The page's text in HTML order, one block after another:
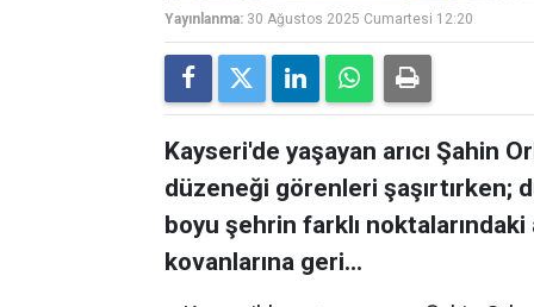
Yayınlanma: 30 Ağustos 2025 Cumartesi 12:20
Kayseri'de yaşayan arıcı Şahin
düzeneği görenleri şaşırtırken;
boyu şehrin farklı
kovanlarına geri...